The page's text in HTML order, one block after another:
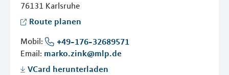
76131 Karlsruhe
Route planen
Mobil:
+49-176-32689571
Email: marko.zink@mlp.de
VCard herunterladen